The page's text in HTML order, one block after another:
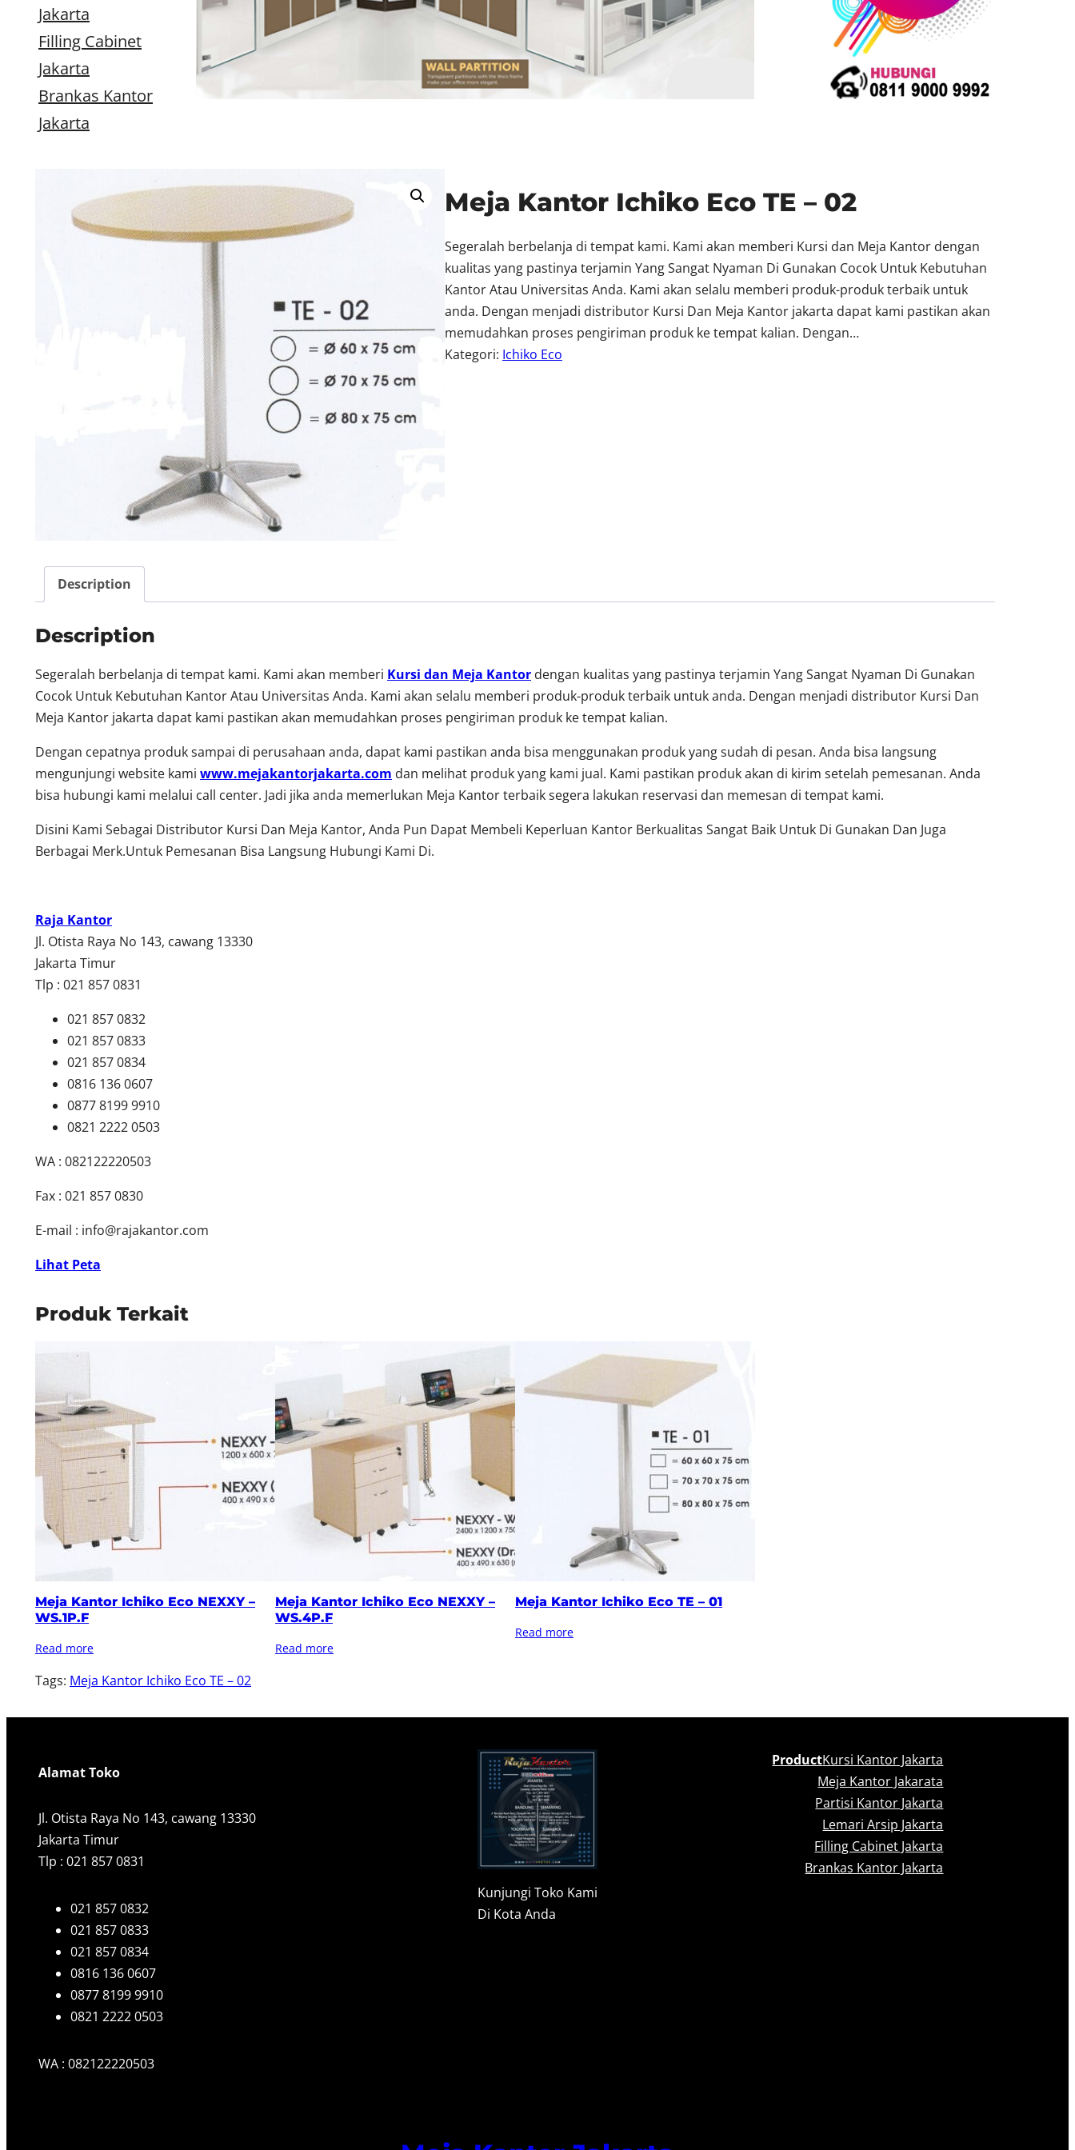
Jakarta
Filling Cabinet
Jakarta
Brankas Kantor
Jakarta
Meja Kantor Ichiko Eco TE – 02
Segeralah berbelanja di tempat kami. Kami akan memberi Kursi dan Meja Kantor dengan
kualitas yang pastinya terjamin Yang Sangat Nyaman Di Gunakan Cocok Untuk Kebutuhan
Kantor Atau Universitas Anda. Kami akan selalu memberi produk-produk terbaik untuk
anda. Dengan menjadi distributor Kursi Dan Meja Kantor jakarta dapat kami pastikan akan
memudahkan proses pengiriman produk ke tempat kalian. Dengan…
Kategori: Ichiko Eco
Description
Description
Segeralah berbelanja di tempat kami. Kami akan memberi Kursi dan Meja Kantor dengan kualitas yang pastinya terjamin Yang Sangat Nyaman Di Gunakan
Cocok Untuk Kebutuhan Kantor Atau Universitas Anda. Kami akan selalu memberi produk-produk terbaik untuk anda. Dengan menjadi distributor Kursi Dan
Meja Kantor jakarta dapat kami pastikan akan memudahkan proses pengiriman produk ke tempat kalian.
Dengan cepatnya produk sampai di perusahaan anda, dapat kami pastikan anda bisa menggunakan produk yang sudah di pesan. Anda bisa langsung
mengunjungi website kami www.mejakantorjakarta.com dan melihat produk yang kami jual. Kami pastikan produk akan di kirim setelah pemesanan. Anda
bisa hubungi kami melalui call center. Jadi jika anda memerlukan Meja Kantor terbaik segera lakukan reservasi dan memesan di tempat kami.
Disini Kami Sebagai Distributor Kursi Dan Meja Kantor, Anda Pun Dapat Membeli Keperluan Kantor Berkualitas Sangat Baik Untuk Di Gunakan Dan Juga
Berbagai Merk.Untuk Pemesanan Bisa Langsung Hubungi Kami Di.
Raja Kantor
Jl. Otista Raya No 143, cawang 13330
Jakarta Timur
Tlp : 021 857 0831
021 857 0832
021 857 0833
021 857 0834
0816 136 0607
0877 8199 9910
0821 2222 0503
WA : 082122220503
Fax : 021 857 0830
E-mail : info@rajakantor.com
Lihat Peta
Produk Terkait
Meja Kantor Ichiko Eco NEXXY –
WS.1P.F
Read more
Meja Kantor Ichiko Eco NEXXY –
WS.4P.F
Read more
Meja Kantor Ichiko Eco TE – 01
Read more
Tags: Meja Kantor Ichiko Eco TE – 02
Alamat Toko
Jl. Otista Raya No 143, cawang 13330
Jakarta Timur
Tlp : 021 857 0831
021 857 0832
021 857 0833
021 857 0834
0816 136 0607
0877 8199 9910
0821 2222 0503
WA : 082122220503
Kunjungi Toko Kami
Di Kota Anda
ProductKursi Kantor Jakarta
Meja Kantor Jakarata
Partisi Kantor Jakarta
Lemari Arsip Jakarta
Filling Cabinet Jakarta
Brankas Kantor Jakarta